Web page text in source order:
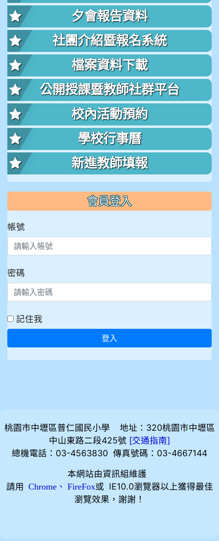
夕會報告資料
社團介紹暨報名系統
檔案資料下載
公開授課暨教師社群平台
校內活動預約
學校行事曆
新進教師填報
會員登入
帳號
密碼
記住我
登入
桃園市中壢區普仁國民小學 地址：320桃園市中壢區
中山東路二段425號 [交通指南]
總機電話：03-4563830 傳真號碼：03-4667144
本網站由資訊組維護
請用
Chrome、 FireFox或 IE10.0瀏覽器以上獲得最佳
瀏覽效果，謝謝！